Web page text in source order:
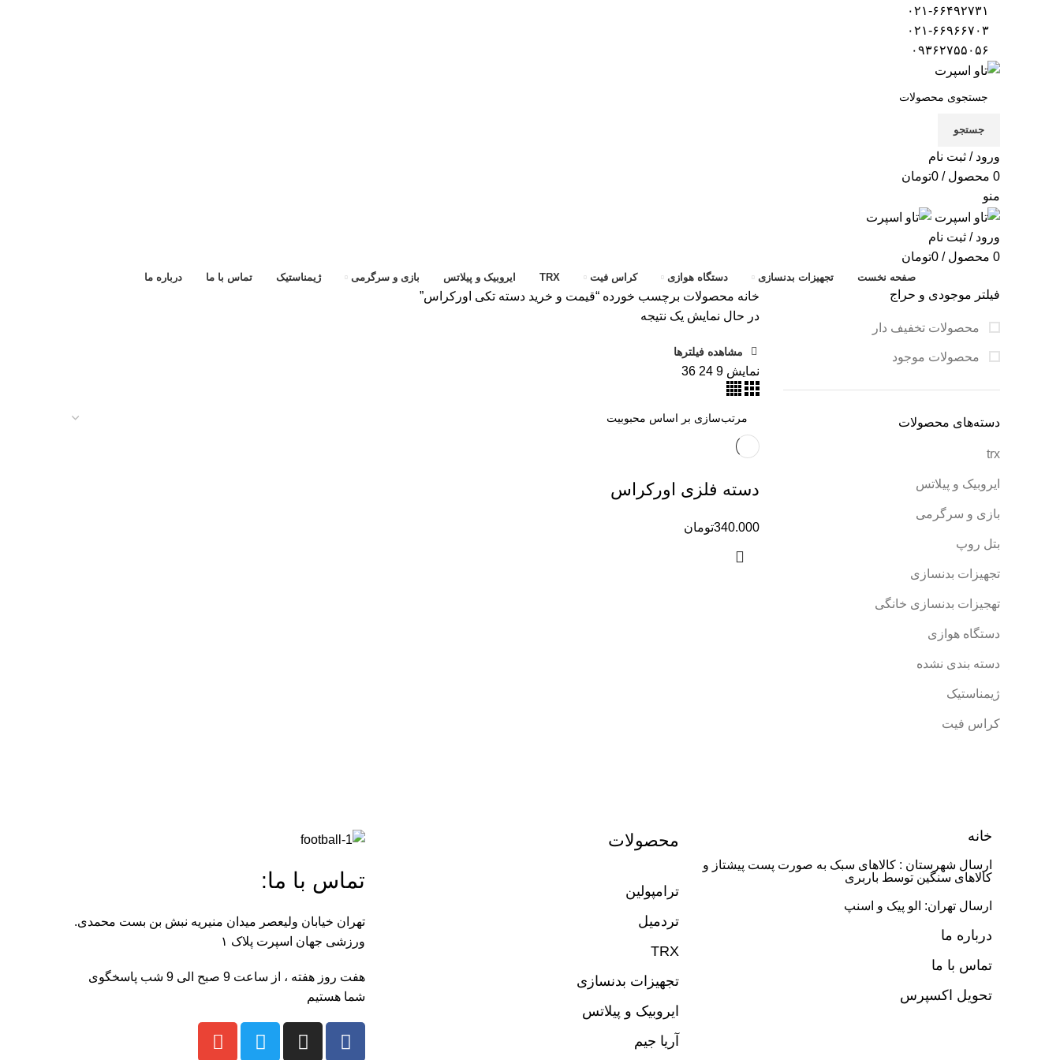
جستجو
ورود / ثبت نام
0 محصول / تومان0
منو
ورود / ثبت نام
0 محصول / تومان0
صفحه نخست تجهیزات بدنسازی دستگاه هوازی کراس فیت TRX ایروبیک و پیلاتس بازی و سرگرمی ژیمناستیک تماس با ما درباره ما
فیلتر موجودی و حراج
محصولات تخفیف دار
محصولات موجود
دسته‌های محصولات
trx
ایروبیک و پیلاتس
بازی و سرگرمی
بتل روپ
تجهیزات بدنسازی
تهجیزات بدنسازی خانگی
دستگاه هوازی
دسته بندی نشده
ژیمناستیک
کراس فیت
خانه محصولات برچسب خورده “قیمت و خرید دسته تکی اورکراس”
در حال نمایش یک نتیجه
مشاهده فیلترها
نمایش9
24
36
دسته فلزی اورکراس
تومان340.000
خانه
ارسال شهرستان : کالاهای سبک به صورت پست پیشتاز و
کالاهای سنگین توسط باربری
ارسال تهران: الو پیک و اسنپ
درباره ما
تماس با ما
تحویل اکسپرس
محصولات
ترامپولین
تردمیل
TRX
تجهیزات بدنسازی
ایروبیک و پیلاتس
آریا جیم
تماس با ما:
تهران خیابان ولیعصر میدان منیریه نبش بن بست محمدی.
ورزشی جهان اسپرت پلاک ۱
هفت روز هفته ، از ساعت 9 صبح الی 9 شب پاسخگوی
شما هستیم